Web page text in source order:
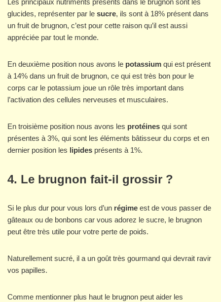
glucides, représenter par le sucre, ils sont à 18% présent dans
un fruit de brugnon, c’est pour cette raison qu’il est aussi
appréciée par tout le monde.
En deuxième position nous avons le potassium qui est présent
à 14% dans un fruit de brugnon, ce qui est très bon pour le
corps car le potassium joue un rôle très important dans
l’activation des cellules nerveuses et musculaires.
En troisième position nous avons les protéines qui sont
présentes à 3%, qui sont les éléments bâtisseur du corps et en
dernier position les lipides présents à 1%.
4. Le brugnon fait-il grossir ?
Si le plus dur pour vous lors d’un régime est de vous passer de
gâteaux ou de bonbons car vous adorez le sucre, le brugnon
peut être très utile pour votre perte de poids.
Naturellement sucré, il a un goût très gourmand qui devrait ravir
vos papilles.
Comme mentionner plus haut le brugnon peut aider les